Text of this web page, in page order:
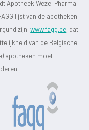
Apotheek Wezel Pharma
lijst van de apotheken
zijn.www.fagg.be, dat
van de Belgische
apotheken moet